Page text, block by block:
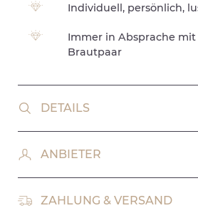
Individuell, persönlich,
Immer in Absprache mit
Brautpaar
DETAILS
ANBIETER
ZAHLUNG & VERSAND